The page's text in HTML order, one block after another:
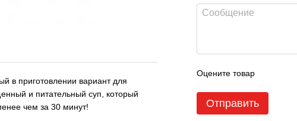
в приготовлении вариант для
и питательный суп, который
чем за 30 минут!
Оцените товар
Отправить